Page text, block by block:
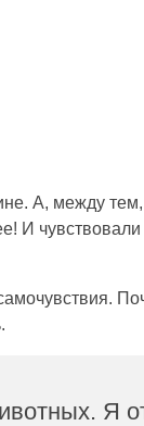
А, между
И
Я